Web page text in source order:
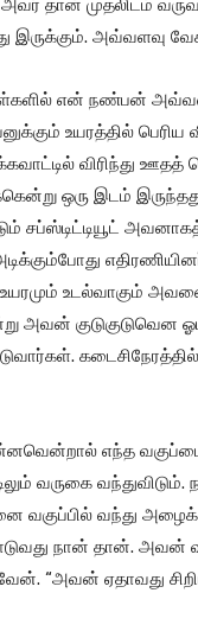
அவர் தான் முதலிடம்
இருக்கும். அவ்வளவு
என் நண்பன்
உயரத்தில்
விரிந்து
ஒரு இடம்
சப்ஸ்டிட்டியூட்
உடல்வாகும் அவனைப்
அவன்
எந்த
வருகை வந்துவிடும்.
வகுப்பில் வந்து
நான் தான். அவன்
“அவன் ஏதாவது